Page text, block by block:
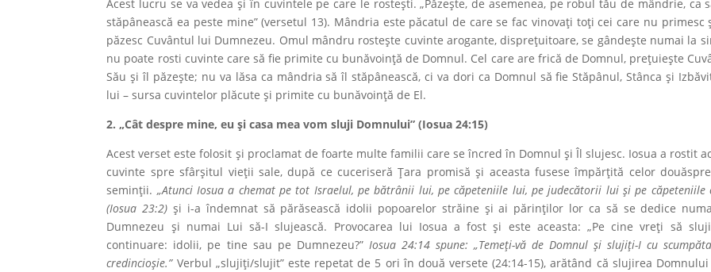
Acest lucru se va vedea şi în cuvintele pe care le rostești. „Păzește, de asemenea, pe robul tău de mândrie, ca
stăpânească ea peste mine” (versetul 13). Mândria este păcatul de care se fac vinovaţi toţi cei care nu primesc
păzesc Cuvântul lui Dumnezeu. Omul mândru rosteşte cuvinte arogante, disprețuitoare, se gândește numai la
nu poate rosti cuvinte care să fie primite cu bunăvoință de Domnul. Cel care are frică de Domnul, prețuiește
Său și îl păzește; nu va lăsa ca mândria să îl stăpânească, ci va dori ca Domnul să fie Stăpânul, Stânca și
lui – sur­sa cuvintelor plăcute și primite cu bunăvoință de El.
2. „Cât despre mine, eu și casa mea vom sluji Domnului” (Iosua 24:15)
Acest verset este folosit și proclamat de foarte multe familii care se încred în Domnul și Îl slujesc. Iosua a rostit
cuvinte spre sfârşitul vieţii sale, după ce cuceriseră Ţara promisă şi aceasta fusese împărţită celor
seminţii. „Atunci Iosua a chemat pe tot Israelul, pe bătrânii lui, pe căpeteniile lui, pe judecătorii lui şi pe căpeteniile
(Iosua 23:2) şi i-a îndemnat să părăsească idolii popoarelor străine și ai părinților lor ca să se dedice
Dumnezeu şi numai Lui să-I slujească. Provocarea lui Iosua a fost şi este aceasta: „Pe cine vreţi să
continuare: idolii, pe tine sau pe Dumnezeu?” Iosua 24:14 spune: „Temeți-vă de Domnul și slujiți-I cu
credincioșie.”Verbul „slujiți/slujit” este repetat de 5 ori în două versete (24:14-15), arătând că slujirea Domnului